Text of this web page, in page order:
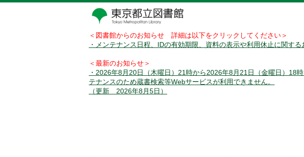
＜図書館からのお知らせ 詳細は以下をクリックしてください＞
・メンテナンス日程、IDの有効期限、資料の表示や利用休止に関する
＜最新のお知らせ＞
・2026年8月20日（木曜日）21時から2026年8月21日（金曜日）18
テナンスのため蔵書検索等Webサービスが利用できません。
（更新 2026年8月5日）